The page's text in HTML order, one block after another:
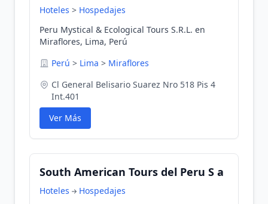
Hoteles > Hospedajes
Peru Mystical & Ecological Tours S.R.L. en
Miraflores, Lima, Perú
Perú > Lima > Miraflores
Cl General Belisario Suarez Nro 518 Pis 4
Int.401
Ver Más
South American Tours del Peru S a
Hoteles Hospedajes